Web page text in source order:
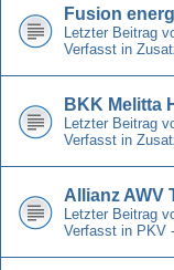
Fusion
Letzter Beitrag
Verfasst in
BKK Melitta
Letzter Beitrag
Verfasst in
Allianz AWV
Letzter Beitrag
Verfasst in PKV